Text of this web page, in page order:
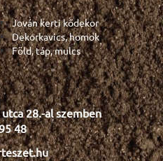
Jován kerti kődekor
Dekorkavics, homok
Föld, táp, mulcs
28.-al szemben
48